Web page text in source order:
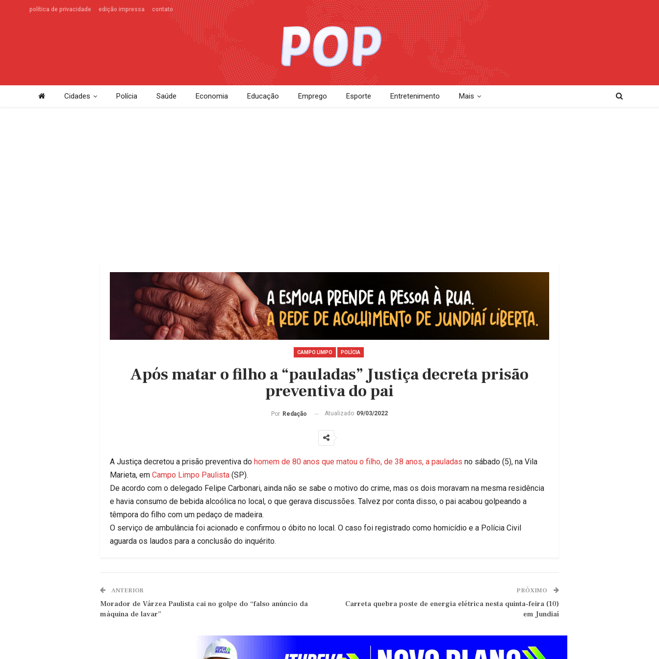
política de privacidade edição impressa contato
Cidades Polícia Saúde Economia Educação Emprego Esporte Entretenimento Mais
CAMPO LIMPO POLÍCIA
Após matar o filho a “pauladas” Justiça decreta prisão
preventiva do pai
Por Redação Atualizado 09/03/2022
A Justiça decretou a prisão preventiva do homem de 80 anos que matou o filho, de 38 anos, a pauladas no sábado (5), na Vila
Marieta, em Campo Limpo Paulista(SP).
De acordo com o delegado Felipe Carbonari, ainda não se sabe o motivo do crime, mas os dois moravam na mesma residência
e havia consumo de bebida alcoólica no local, o que gerava discussões. Talvez por conta disso, o pai acabou golpeando a
têmpora do filho com um pedaço de madeira.
O serviço de ambulância foi acionado e confirmou o óbito no local. O caso foi registrado como homicídio e a Polícia Civil
aguarda os laudos para a conclusão do inquérito.
ANTERIOR
Morador de Várzea Paulista cai no golpe do “falso anúncio da
máquina de lavar”
PRÓXIMO
Carreta quebra poste de energia elétrica nesta quinta-feira (10)
em Jundiaí